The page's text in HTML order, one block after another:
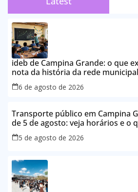
ideb de Campina Grande: o que
nota da história da rede municipal
6 de agosto de 2026
Transporte público em Campina
de 5 de agosto: veja horários e o
5 de agosto de 2026